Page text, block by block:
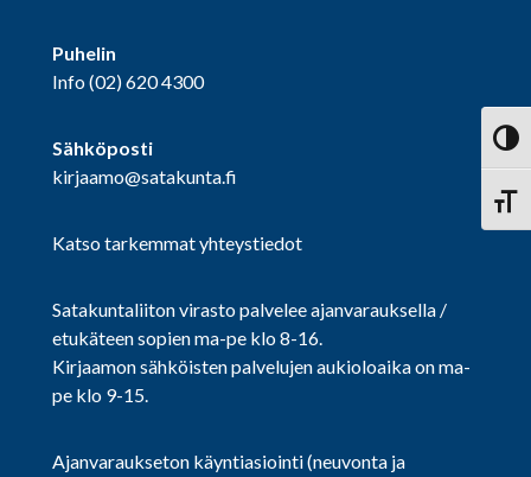
Puhelin
Info(02) 620 4300
Sähköposti
kirjaamo@satakunta.fi
Katso tarkemmat yhteystiedot
Satakuntaliiton virasto palvelee ajanvarauksella /
etukäteen sopien ma-pe klo 8-16.
Kirjaamon sähköisten palvelujen aukioloaika on ma-
pe klo 9-15.
Ajanvaraukseton käyntiasiointi (neuvonta ja